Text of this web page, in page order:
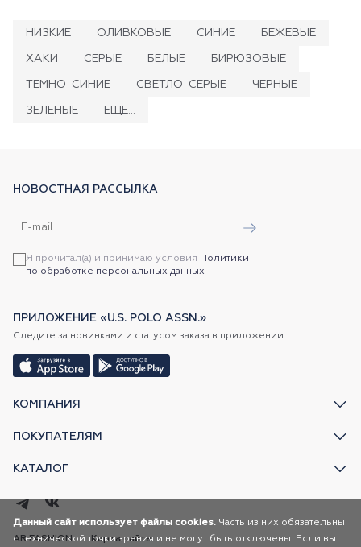
НИЗКИЕ ОЛИВКОВЫЕ СИНИЕ БЕЖЕВЫЕ
ХАКИ СЕРЫЕ БЕЛЫЕ БИРЮЗОВЫЕ
ТЕМНО-СИНИЕ СВЕТЛО-СЕРЫЕ ЧЕРНЫЕ
ЗЕЛЕНЫЕ ЕЩЕ...
КОМПАНИЯ
ПОКУПАТЕЛЯМ
КАТАЛОГ
НОВОСТНАЯ РАССЫЛКА
Я прочитал(а) и принимаю условия
Политики
по обработке персональных данных
ПРИЛОЖЕНИЕ «U.S. POLO ASSN.»
Следите за новинками и статусом заказа в приложении
AR FASHION Карта сайта
Данный сайт использует файлы cookies. Часть из них обязательны
с технической точки зрения и не могут быть отключены. Если вы